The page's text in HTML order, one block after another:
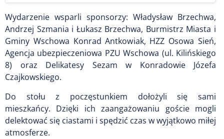
Wydarzenie wsparli sponsorzy: Władysław Brzechwa,
Andrzej Szmania i Łukasz Brzechwa, Burmistrz Miasta i
Gminy Wschowa Konrad Antkowiak, HZZ Osowa Sień,
Agencja ubezpieczeniowa PZU Wschowa (ul. Kilińskiego
8) oraz Delikatesy Sezam w Konradowie Józefa
Czajkowskiego.
Do stołu z poczęstunkiem dołożyli się sami
mieszkańcy. Dzięki ich zaangażowaniu goście mogli
delektować się ciastami i spędzić czas w wyjątkowo miłej
atmosferze.